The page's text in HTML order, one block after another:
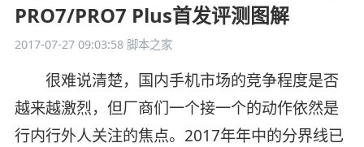
PRO7/PRO7 Plus首发评测图解
2017-07-27 09:03:58脚本之家
很难说清楚，国内手机市场的竞争程度是否
越来越激烈，但厂商们一个接一个的动作依然是
行内行外人关注的焦点。2017年年中的分界线已